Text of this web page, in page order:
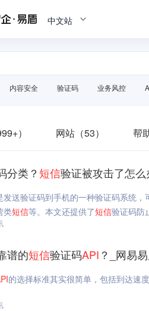
中文站
内容安全 验证码 业务风控
） 网站（53） 帮
分类？短信验证被攻击了怎
发送验证码到手机的一种验证码系统，
类短信等。本文还提供了短信验证码防
谱的短信验证码API ？_网易
的选择标准其实很简单，包括到达速